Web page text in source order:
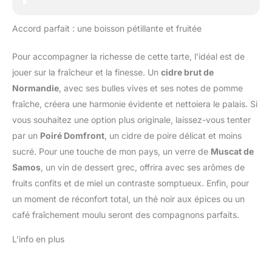
Accord parfait : une boisson pétillante et fruitée
Pour accompagner la richesse de cette tarte, l’idéal est de
jouer sur la fraîcheur et la finesse. Un cidre brut de
Normandie , avec ses bulles vives et ses notes de pomme
fraîche, créera une harmonie évidente et nettoiera le palais. Si
vous souhaitez une option plus originale, laissez-vous tenter
par un Poiré Domfront , un cidre de poire délicat et moins
sucré. Pour une touche de mon pays, un verre de Muscat de
Samos , un vin de dessert grec, offrira avec ses arômes de
fruits confits et de miel un contraste somptueux. Enfin, pour
un moment de réconfort total, un thé noir aux épices ou un
café fraîchement moulu seront des compagnons parfaits.
L’info en plus